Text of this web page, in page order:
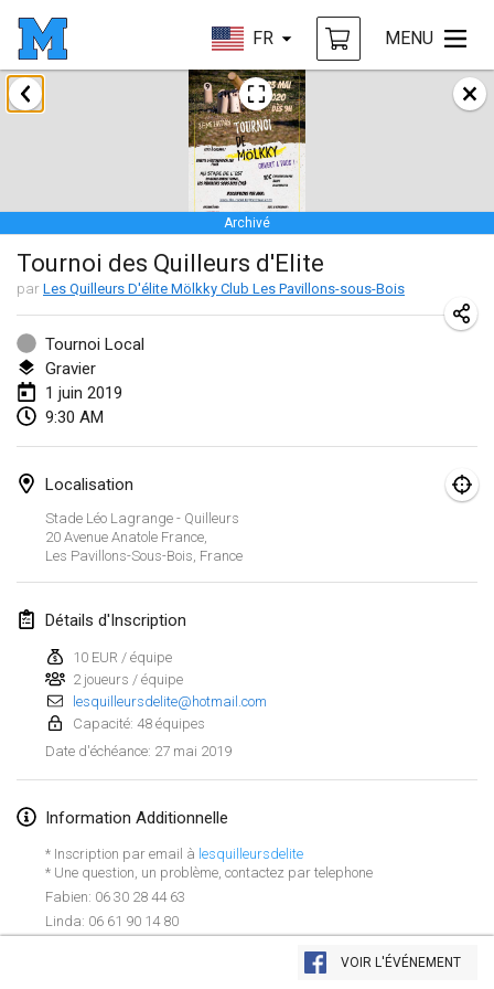
FR MENU
Afficher la liste
Archivé
Tournoi des Quilleurs d'Elite
par Les Quilleurs D'élite Mölkky Club Les Pavillons-sous-Bois
Tournoi Local
Gravier
1 juin 2019
9:30 AM
Localisation
Stade Léo Lagrange - Quilleurs
20 Avenue Anatole France,
Les Pavillons-Sous-Bois France
Détails d'Inscription
10 EUR / équipe
2 joueurs / équipe
lesquilleursdelite@hotmail.com
Capacité: 48 équipes
Date d'échéance: 27 mai 2019
Information Additionnelle
* Inscription par email à lesquilleursdelite
* Une question, un problème, contactez par telephone
Fabien: 06 30 28 44 63
Linda: 06 61 90 14 80
VOIR L'ÉVÉNEMENT
janvier 2019
New Year's Throw Mölkky
République tchèque
Tournoi Mixte ASPTTOM
20 janv. 2019|France
Tournoi d'Hiver
26 janv. 2019
Liekki Cup
26 janv. 2019
26 janv. 2019
février 2019
2 févr. 2019| Finlande
Lumi Mölkky
9 févr. 2019|Finlande
OTH
16 févr. 2019 |Finlande
Indoor des Bouchons